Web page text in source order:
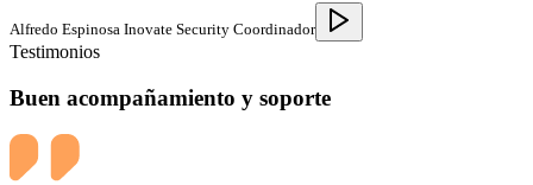
Alfredo Espinosa Inovate Security Coordinador
Testimonios
Buen acompañamiento y soporte